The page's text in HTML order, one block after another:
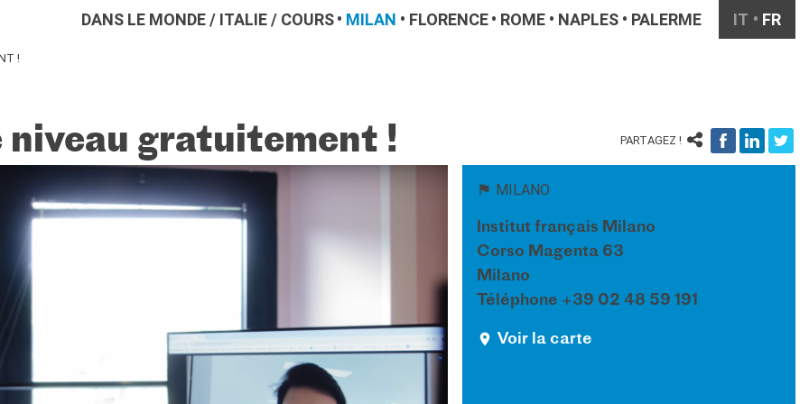
DANS LE MONDE/ ITALIE/ COURS MILAN FLORENCE ROME NAPLES PALERME IT FR
!
niveau gratuitement ! PARTAGEZ !
MILANO
Institut français Milano
Corso Magenta 63
Milano
Téléphone +39 02 48 59 191
Voir la carte